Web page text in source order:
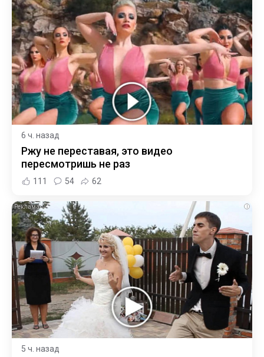
6 ч. назад
Ржу не переставая, это видео
пересмотришь не раз
111 54 62
i
5 ч. назад